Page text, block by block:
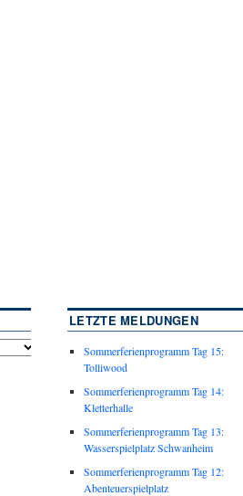
LETZTE MELDUNGEN
Sommerferienprogramm Tag 15:
Tolliwood
Sommerferienprogramm Tag 14:
Kletterhalle
Sommerferienprogramm Tag 13:
Wasserspielplatz Schwanheim
Sommerferienprogramm Tag 12:
Abenteuerspielplatz